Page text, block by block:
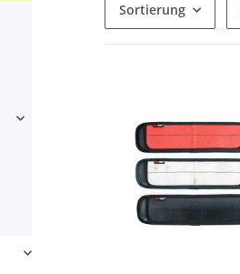
Sortierung